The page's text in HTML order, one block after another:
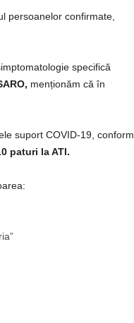
persoanelor confirmate,
specifică
menționăm că în
suport COVID-19, conform
paturi la ATI.